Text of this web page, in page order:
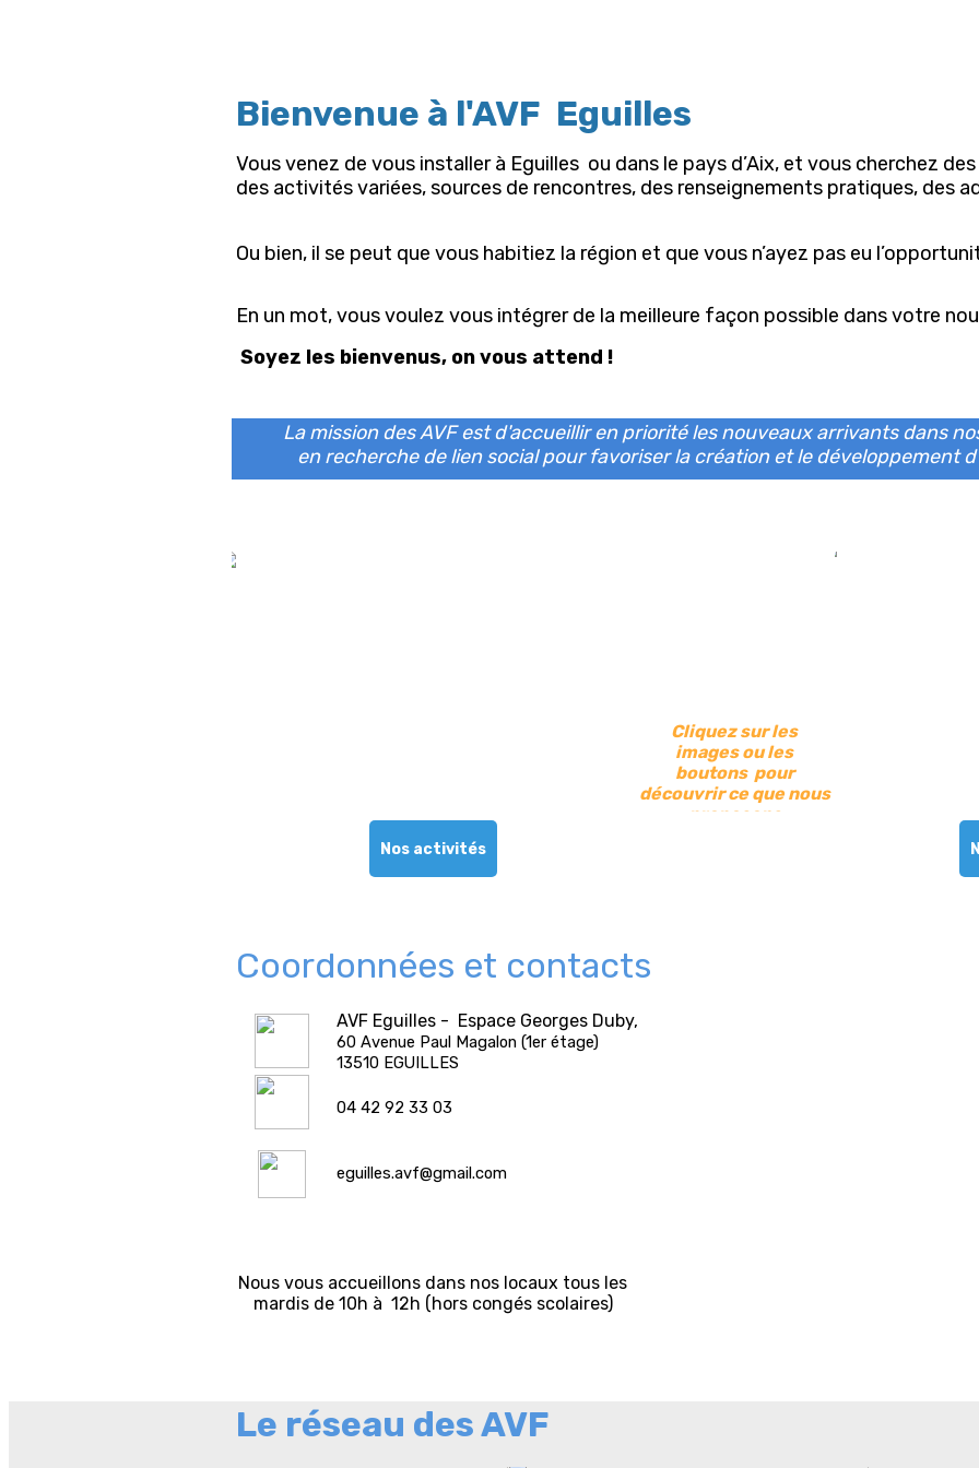
Bienvenue à l'AVF Eguilles
Vous venez de vous installer à Eguilles ou dans le pays d’Aix, et vous cherchez
des activités variées, sources de rencontres, des renseignements pratiques, des
Ou bien, il se peut que vous habitiez la région et que vous n’ayez pas eu
En un mot, vous voulez vous intégrer de la meilleure façon possible dans votre
Soyez les bienvenus, on vous attend !
La mission des AVF est d'accueillir en priorité les nouveaux arrivants dans
en recherche de lien social pour favoriser la création et le développement
Nos activités
Cliquez sur les
images ou les
boutons pour
découvrir ce que nous
proposons
Coordonnées et contacts
AVF Eguilles - Espace Georges Duby,
60 Avenue Paul Magalon (1er étage)
13510 EGUILLES
04 42 92 33 03
eguilles.avf@gmail.com
Nous vous accueillons dans nos locaux tous les
mardis de 10h à 12h (hors congés scolaires)
Le réseau des AVF